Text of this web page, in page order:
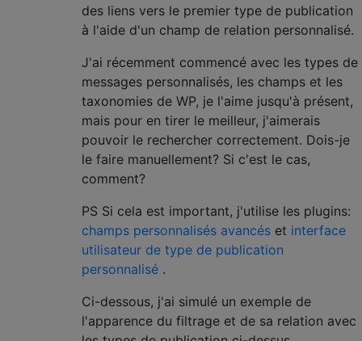
des liens vers le premier type de publication
à l'aide d'un champ de relation personnalisé.
J'ai récemment commencé avec les types de
messages personnalisés, les champs et les
taxonomies de WP, je l'aime jusqu'à présent,
mais pour en tirer le meilleur, j'aimerais
pouvoir le rechercher correctement. Dois-je
le faire manuellement? Si c'est le cas,
comment?
PS Si cela est important, j'utilise les plugins:
champs personnalisés avancés et interface
utilisateur de type de publication
personnalisé .
Ci-dessous, j'ai simulé un exemple de
l'apparence du filtrage et de sa relation avec